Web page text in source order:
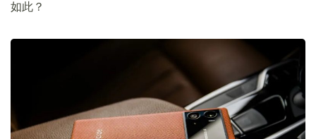
如此？